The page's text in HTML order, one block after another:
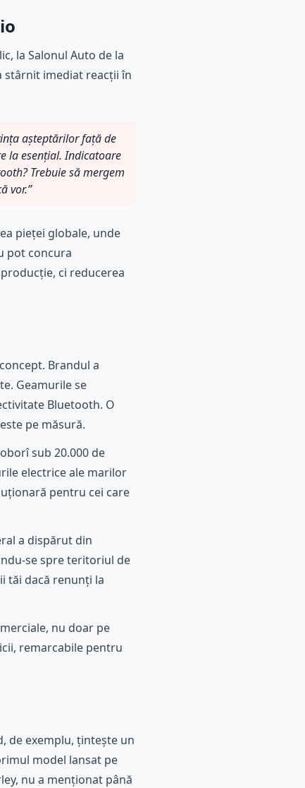
la Salonul Auto de la
stârnit imediat reacții în
așteptărilor față de
la esențial. Indicatoare
Trebuie să mergem
vor.”
pieței globale, unde
pot concura
ci reducerea
Brandul a
Geamurile se
Bluetooth. O
pe măsură.
sub 20.000 de
electrice ale marilor
pentru cei care
a dispărut din
se spre teritoriul de
tăi dacă renunți la
nu doar pe
remarcabile pentru
de exemplu, țintește un
model lansat pe
nu a menționat până